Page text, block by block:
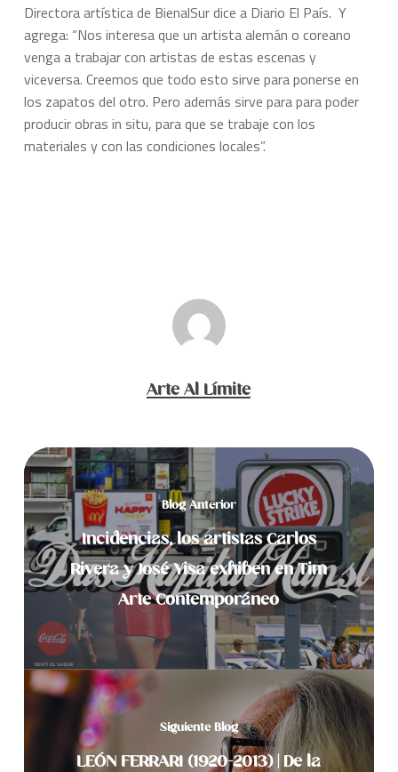
Directora artística de BienalSur dice a Diario El País. Y
agrega: “Nos interesa que un artista alemán o coreano
venga a trabajar con artistas de estas escenas y
viceversa. Creemos que todo esto sirve para ponerse en
los zapatos del otro. Pero además sirve para para poder
producir obras in situ, para que se trabaje con los
materiales y con las condiciones locales”.
Arte Al Límite
Blog Anterior
Incidencias, los artistas Carlos
Rivera y José Yisa exhiben en Tim
Arte Contemporáneo
Siguiente Blog
LEÓN FERRARI (1920-2013) | De la